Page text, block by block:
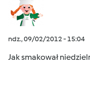
ndz., 09/02/2012 - 15:04
Jak smakował